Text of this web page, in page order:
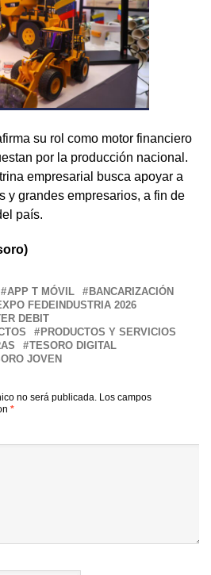
su rol como motor financiero
por la producción nacional.
empresarial busca apoyar a
y grandes empresarios, a fin de
país.
APP T MÓVIL
BANCARIZACIÓN
FEDEINDUSTRIA 2026
DEBIT
PRODUCTOS Y SERVICIOS
TESORO DIGITAL
JOVEN
no será publicada. Los campos
*